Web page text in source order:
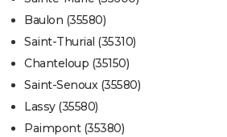
Baulon (35580)
Saint-Thurial (35310)
Chanteloup (35150)
Saint-Senoux (35580)
Lassy (35580)
Paimpont (35380)